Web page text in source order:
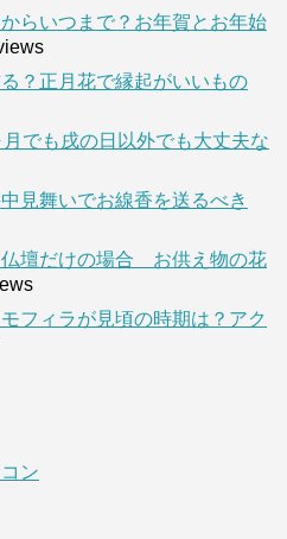
らいつまで？お年賀とお年始
？正月花で縁起がいいもの
でも戌の日以外でも大丈夫な
見舞いでお線香を送るべき
壇だけの場合 お供え物の花
フィラが見頃の時期は？アク
ン